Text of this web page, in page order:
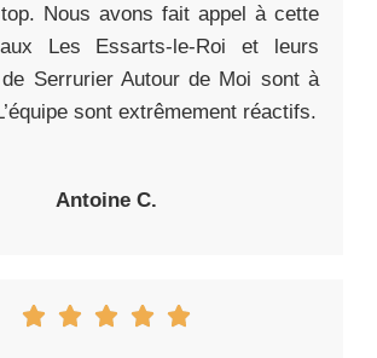
Nous avons fait appel à cette
Les Essarts-le-Roi et leurs
Serrurier Autour de Moi sont à
sont extrêmement réactifs.
Antoine C.